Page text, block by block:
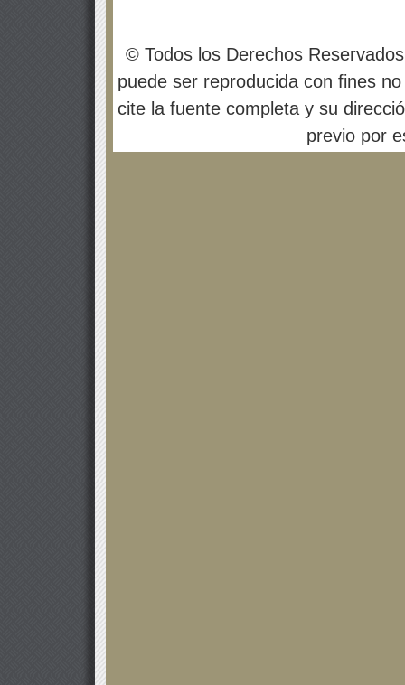
© Todos los Derechos
puede ser reproducida con fines
cite la fuente completa y su
previo por